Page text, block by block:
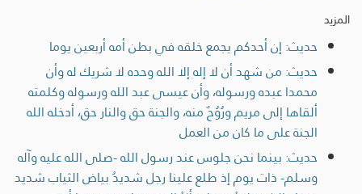
المزيد
حديث: إن أحدكم يجمع خلقه في بطن أمه أربعين يوما
حديث: من شهد أن لا إله إلا الله وحده لا شريك له وأن
محمدا عبده ورسوله، وأن عيسى عبد الله ورسوله وكلمته
ألقاها إلى مريم ورُوُحٌ منه، والجنة حق والنار حق، أدخله الله
الجنة على ما كان من العمل
حديث: بينما نحن جلوس عند رسول الله -صلى الله عليه وآله
وسلم- ذات يوم إذ طلع علينا رجل شديدُ بياض الثياب شديد